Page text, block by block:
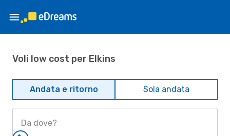
Voli low cost per Elkins
Andata e ritorno Sola andata
Da dove?